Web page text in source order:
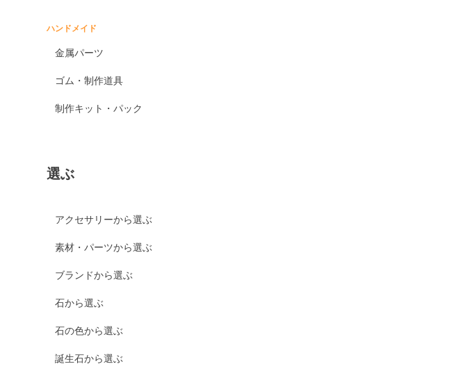
ハンドメイド
金属パーツ
ゴム・制作道具
制作キット・パック
選ぶ
アクセサリーから選ぶ
素材・パーツから選ぶ
ブランドから選ぶ
石から選ぶ
石の色から選ぶ
誕生石から選ぶ